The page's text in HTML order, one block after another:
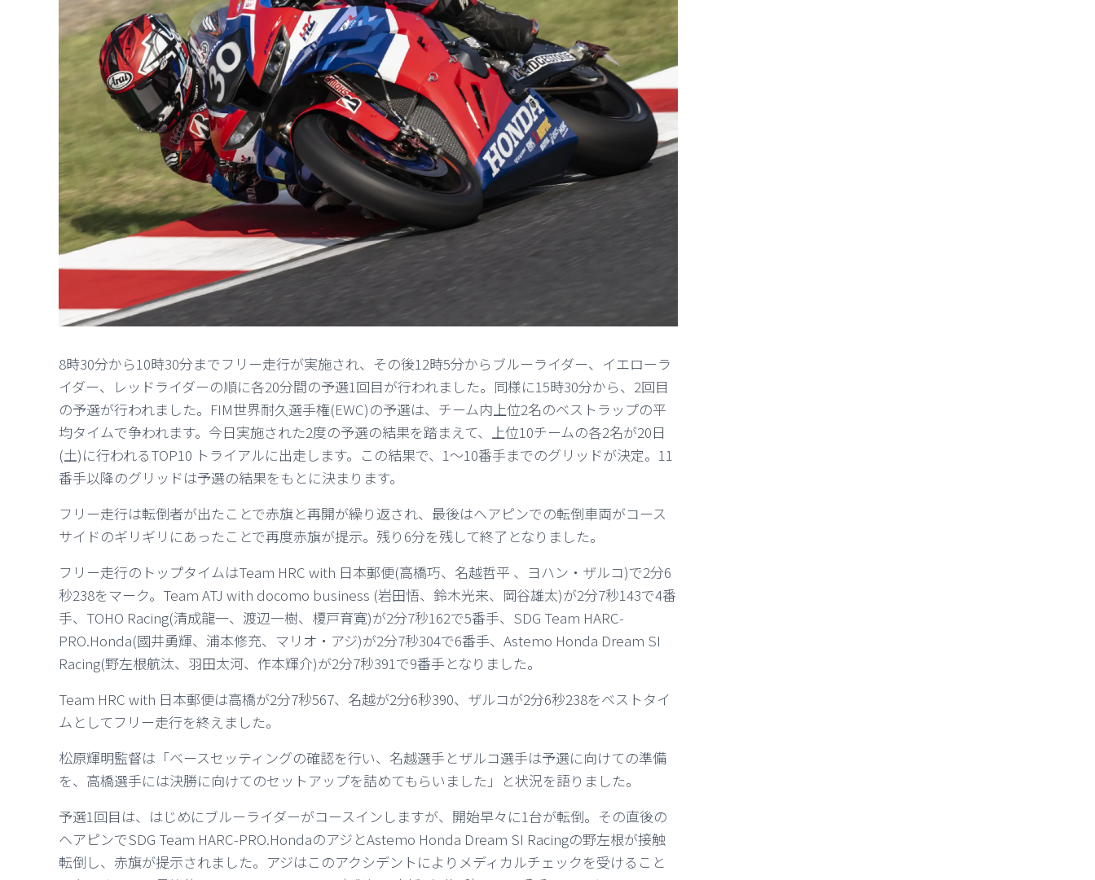
8時30分から10時30分までフリー走行が実施され、その後12時5分からブルーライダー、イエローラ
イダー、レッドライダーの順に各20分間の予選1回目が行われました。同様に15時30分から、2回目
の予選が行われました。FIM世界耐久選手権(EWC)の予選は、チーム内上位2名のベストラップの平
均タイムで争われます。今日実施された2度の予選の結果を踏まえて、上位10チームの各2名が20日
(土)に行われるTOP10 トライアルに出走します。 この結果で、1～10番手までのグリッドが決定。11
番手以降のグリッドは予選の結果をもとに決まります。
フリー走行は転倒者が出たことで赤旗と再開が繰り返され、 最後はヘアピンでの転倒車両がコース
サイドのギリギリにあったことで再度赤旗が提示。 残り6分を残して終了となりました。
フリー走行のトップタイムはTeam HRC with 日本郵便(高橋巧、名越哲平 、ヨハン・ザルコ)で2分6
秒238をマーク。Team ATJ with docomo business (岩田悟、鈴木光来、岡谷雄太)が2分7秒143で4番
手、TOHO Racing(清成龍一、渡辺一樹、榎戸育寛)が2分7秒162で5番手、SDG Team HARC-
PRO.Honda(國井勇輝、浦本修充、マリオ・アジ)が2分7秒304で6番手、Astemo Honda Dream SI
Racing(野左根航汰、羽田太河、作本輝介)が2分7秒391で9番手となりました。
Team HRC with 日本郵便は高橋が2分7秒567、名越が2分6秒390、ザルコが2分6秒238をベストタイ
ムとしてフリー走行を終えました。
松原輝明監督は「ベースセッティングの確認を行い、名越選手とザルコ選手は予選に向けての準備
を、高橋選手には決勝に向けてのセットアップを詰めてもらいました」と状況を語りました。
予選1回目は、はじめにブルーライダーがコースインしますが、開始早々に1台が転倒。その直後の
ヘアピンでSDG Team HARC-PRO.HondaのアジとAstemo Honda Dream SI Racingの野左根が接触
転倒し、赤旗が提示されました。 アジはこのアクシデントによりメディカルチェックを受けること